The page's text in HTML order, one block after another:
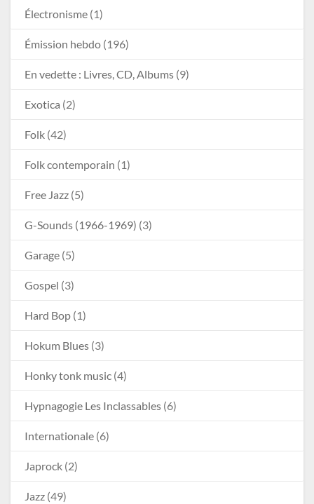
Électronisme (1)
Émission hebdo (196)
En vedette : Livres, CD, Albums (9)
Exotica (2)
Folk (42)
Folk contemporain (1)
Free Jazz (5)
G-Sounds (1966-1969) (3)
Garage (5)
Gospel (3)
Hard Bop (1)
Hokum Blues (3)
Honky tonk music (4)
Hypnagogie Les Inclassables (6)
Internationale (6)
Japrock (2)
Jazz (49)